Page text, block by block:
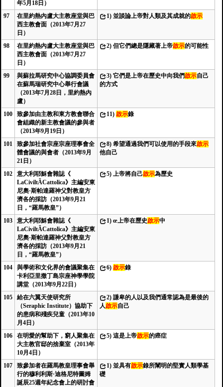
年5月18日）
97
在里約熱內盧大主教座堂與巴
西主教會面（2013年7月27
日）
1) 並談論上帝對人類及其成就的啟示
98
在里約熱內盧大主教座堂與巴
西主教會面（2013年7月27
日）
2) 但它們總是隱藏著上帝啟示的可能性
99
與蘇拉馬研究中心協調委員會
在蘇馬瑞研究中心舉行會議
（2013年7月28日，里約熱內
盧）
3) 它們是上帝在歷史中向我們啟示自己
的方式
100
致參加由主教和東方教會聯合
會組織的新主教會議的參與者
（2013年9月19日）
11) 啟示錄
101
致參加社會宗座宗座理事會全
體會議的與會者（2013年9月
21日）
8) 希望通過我們可以使用的手段來啟示
他自己
102
意大利耶穌會雜誌《
LaCiviltÃCattolica》主編安東
尼奧·斯帕達羅神父對教皇方
濟各的採訪（2013年9月21
日，“羅馬教皇”）
5) 上帝將自己啟示為歷史
103
意大利耶穌會雜誌《
LaCiviltÃCattolica》主編安東
尼奧·斯帕達羅神父對教皇方
濟各的採訪（2013年9月21
日，“羅馬教皇”）
1) œ上帝在歷史啟示中
104
與學術和文化界的會議聚集在
卡利亞里撒丁島宗座神學學院
講堂（2013年9月22日）
6) 啟示錄
105
給在六翼天使研究所
（Seraphic Institute）協助下
的患病和殘疾兒童（2013年10
月4日）
2) 謙卑的人以及我們通常認為是最後的
人啟示自己
106
在明愛的幫助下，窮人聚集在
大主教官邸的捨棄室（2013年
10月4日）
5) 這是上帝啟示的癌症
107
致參加者在羅馬教皇理事會舉
行的穆利利斯·迪格尼特圖姆
誕辰25週年紀念會上的研討會
1) 並具有啟示錄所闡明的堅實人類學基
礎